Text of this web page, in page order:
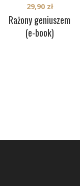
Rażony geniuszem
(e-book)
29,90 zł